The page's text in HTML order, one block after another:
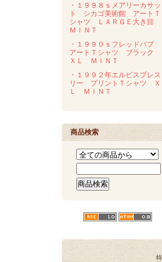
・１９９８ｓメアリーカサッ
ト シカゴ美術館 アートＴ
シャツ ＬＡＲＧＥ大き目
ＭＩＮＴ
・１９９０ｓフレッドバブ
アートＴシャツ ブラック
ＸＬ ＭＩＮＴ
・１９９２年エルビスプレス
リー プリントＴシャツ Ｘ
Ｌ ＭＩＮＴ
商品検索